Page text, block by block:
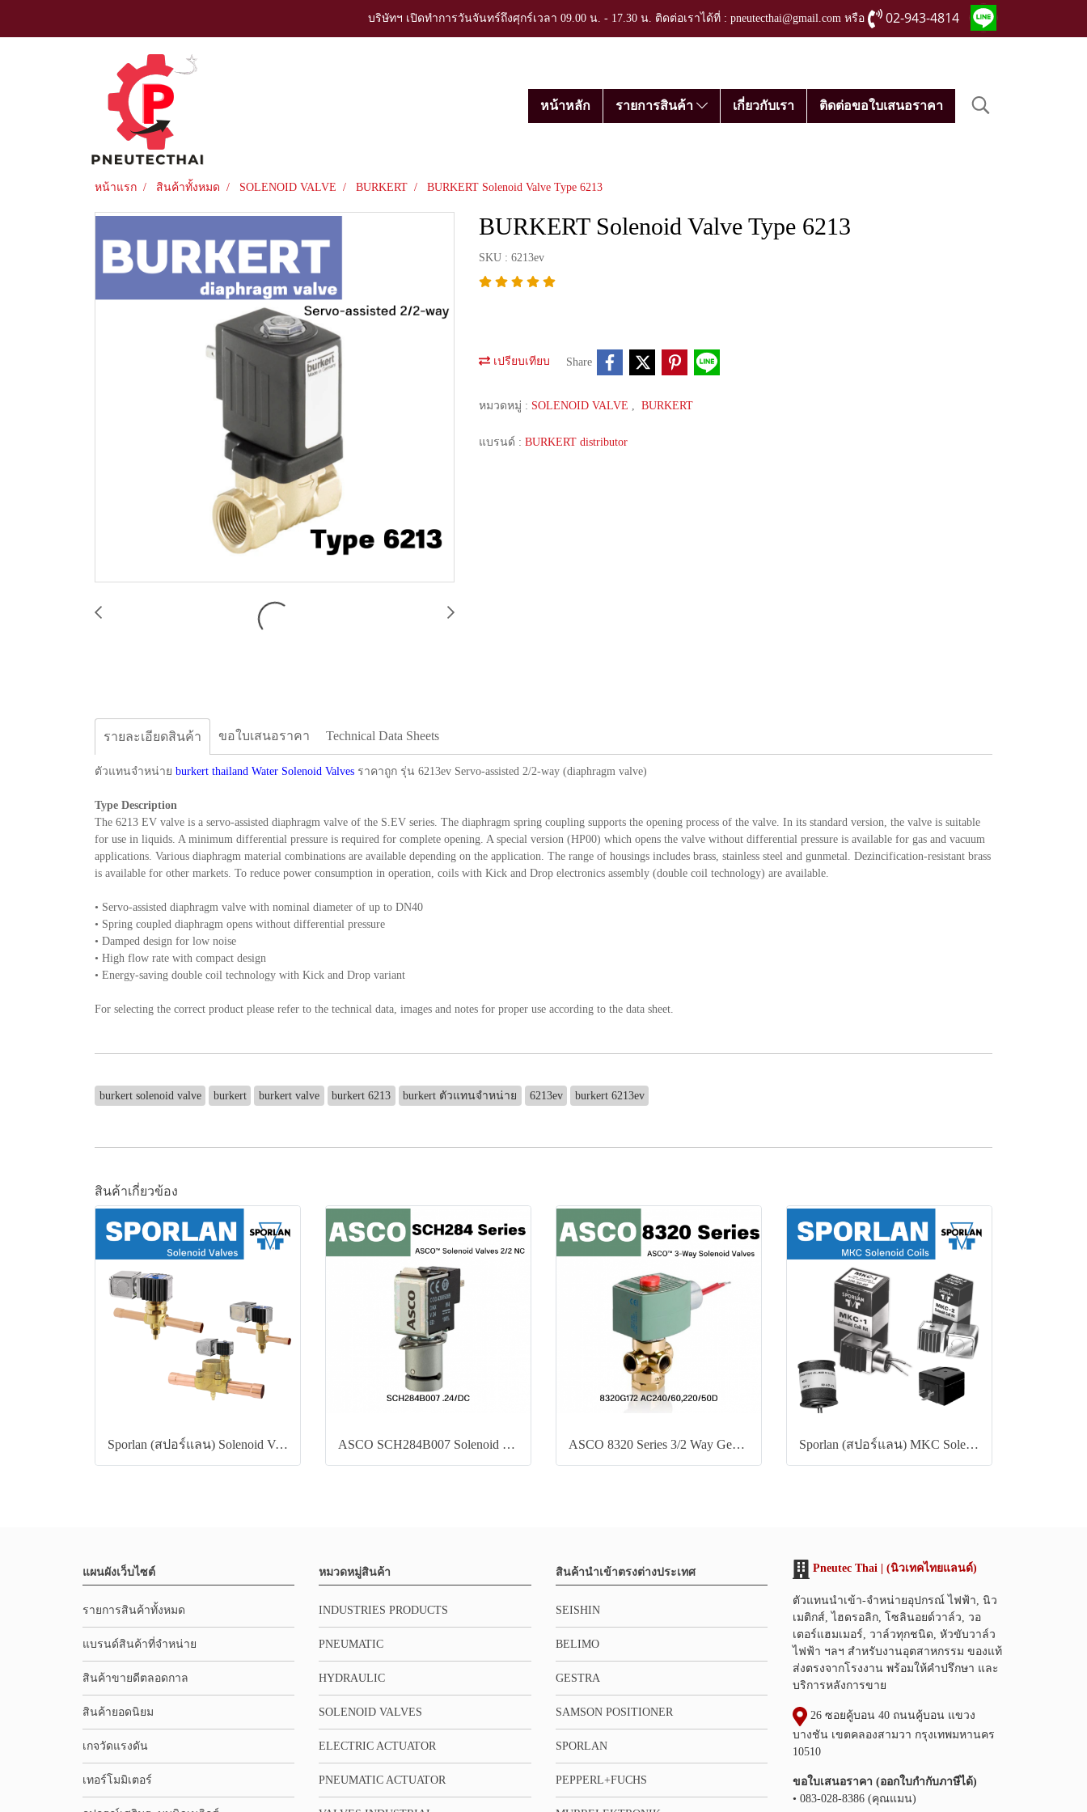
บริษัทฯ เปิดทำการวันจันทร์ถึงศุกร์เวลา 09.00 น. - 17.30 น. ติดต่อเราได้ที่ : pneutecthai@gmail.com หรือ 02-943-4814
หน้าหลัก รายการสินค้า เกี่ยวกับเรา ติดต่อขอใบเสนอราคา
หน้าแรก สินค้าทั้งหมด SOLENOID VALVE BURKERT BURKERT Solenoid Valve Type 6213
BURKERT Solenoid Valve Type 6213
SKU : 6213ev
เปรียบเทียบ Share
หมวดหมู่ : SOLENOID VALVE , BURKERT
แบรนด์ : BURKERT distributor
รายละเอียดสินค้า ขอใบเสนอราคา Technical Data Sheets
ตัวแทนจำหน่าย burkert thailand Water Solenoid Valves ราคาถูก รุ่น 6213ev Servo-assisted 2/2-way (diaphragm valve)
Type Description
The 6213 EV valve is a servo-assisted diaphragm valve of the S.EV series. The diaphragm spring coupling supports the opening process of the valve. In its standard version, the valve is suitable
for use in liquids. A minimum differential pressure is required for complete opening. A special version (HP00) which opens the valve without differential pressure is available for gas and vacuum
applications. Various diaphragm material combinations are available depending on the application. The range of housings includes brass, stainless steel and gunmetal. Dezincification-resistant brass
is available for other markets. To reduce power consumption in operation, coils with Kick and Drop electronics assembly (double coil technology) are available.
• Servo-assisted diaphragm valve with nominal diameter of up to DN40
• Spring coupled diaphragm opens without differential pressure
• Damped design for low noise
• High flow rate with compact design
• Energy-saving double coil technology with Kick and Drop variant
For selecting the correct product please refer to the technical data, images and notes for proper use according to the data sheet.
burkert solenoid valve burkert burkert valve burkert 6213 burkert ตัวแทนจำหน่าย 6213ev burkert 6213ev
สินค้าเกี่ยวข้อง
Sporlan (สปอร์แลน) Solenoid Valves ASCO SCH284B007 Solenoid Valves 2/2 NC 24VDC ASCO 8320 Series 3/2 Way General Service Solenoid Valve Sporlan (สปอร์แลน) MKC Solenoid Coils
แผนผังเว็บไซต์
รายการสินค้าทั้งหมด
แบรนด์สินค้าที่จำหน่าย
สินค้าขายดีตลอดกาล
สินค้ายอดนิยม
เกจวัดแรงดัน
เทอร์โมมิเตอร์
หมวดหมู่สินค้า
INDUSTRIES PRODUCTS
PNEUMATIC
HYDRAULIC
SOLENOID VALVES
ELECTRIC ACTUATOR
PNEUMATIC ACTUATOR
สินค้านำเข้าตรงต่างประเทศ
SEISHIN
BELIMO
GESTRA
SAMSON POSITIONER
SPORLAN
PEPPERL+FUCHS
Pneutec Thai | (นิวเทคไทยแลนด์)
ตัวแทนนำเข้า-จำหน่ายอุปกรณ์ ไฟฟ้า, นิว
เมติกส์, ไฮดรอลิก, โซลินอยด์วาล์ว, วอ
เตอร์แฮมเมอร์, วาล์วทุกชนิด, หัวขับวาล์ว
ไฟฟ้า ฯลฯ สำหรับงานอุตสาหกรรม ของแท้
ส่งตรงจากโรงงาน พร้อมให้คำปรึกษา และ
บริการหลังการขาย
26 ซอยคู้บอน 40 ถนนคู้บอน แขวง
บางชัน เขตคลองสามวา กรุงเทพมหานคร
10510
ขอใบเสนอราคา (ออกใบกำกับภาษีได้)
• 083-028-8386 (คุณแมน)